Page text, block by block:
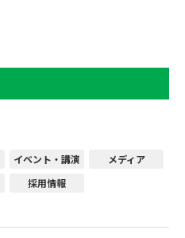
イベント・講演
メディア
採用情報